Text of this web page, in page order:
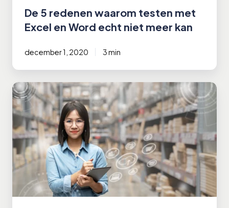
meer
kan
De 5 redenen waarom testen met
Excel en Word echt niet meer kan
december 1, 2020 3 min
5
manieren
tot
succesvol
ERP
testen